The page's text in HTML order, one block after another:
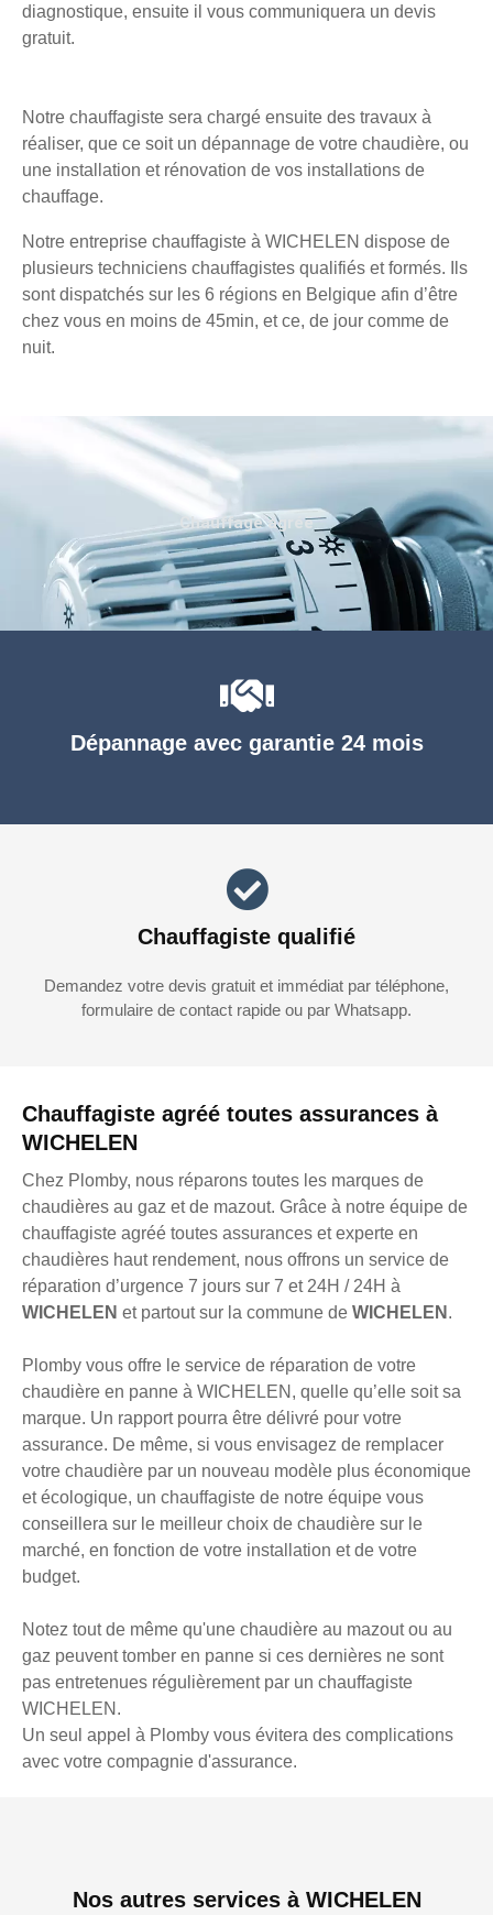
diagnostique, ensuite il vous communiquera un devis
gratuit.
Notre chauffagiste sera chargé ensuite des travaux à
réaliser, que ce soit un dépannage de votre chaudière, ou
une installation et rénovation de vos installations de
chauffage.
Notre entreprise chauffagiste à WICHELEN dispose de
plusieurs techniciens chauffagistes qualifiés et formés. Ils
sont dispatchés sur les 6 régions en Belgique afin d’être
chez vous en moins de 45min, et ce, de jour comme de
nuit.
Chauffagiste agréé toutes assurances à
WICHELEN
Chez Plomby, nous réparons toutes les marques de
chaudières au gaz et de mazout. Grâce à notre équipe de
chauffagiste agréé toutes assurances et experte en
chaudières haut rendement, nous offrons un service de
réparation d’urgence 7 jours sur 7 et 24H / 24H à
WICHELEN et partout sur la commune de WICHELEN .
Plomby vous offre le service de réparation de votre
chaudière en panne à WICHELEN, quelle qu’elle soit sa
marque. Un rapport pourra être délivré pour votre
assurance. De même, si vous envisagez de remplacer
votre chaudière par un nouveau modèle plus économique
et écologique, un chauffagiste de notre équipe vous
conseillera sur le meilleur choix de chaudière sur le
marché, en fonction de votre installation et de votre
budget.
Notez tout de même qu'une chaudière au mazout ou au
gaz peuvent tomber en panne si ces dernières ne sont
pas entretenues régulièrement par un chauffagiste
WICHELEN.
Un seul appel à Plomby vous évitera des complications
avec votre compagnie d'assurance.
Dépannage avec garantie 24 mois
Chauffagiste qualifié
Demandez votre devis gratuit et immédiat par téléphone,
formulaire de contact rapide ou par Whatsapp.
Chauffage agréé
Nos autres services à WICHELEN